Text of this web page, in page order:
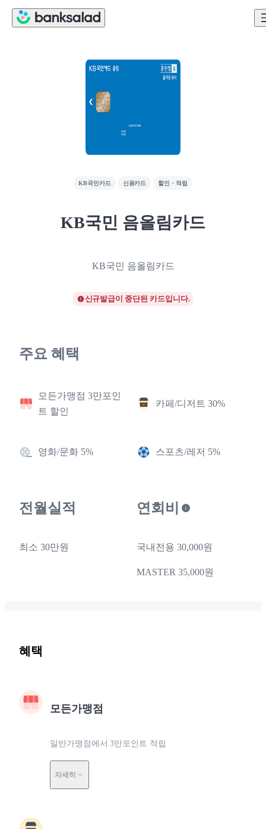
KB국민카드 신용카드 할인・적립
KB국민 음올림카드
KB국민 음올림카드
신규발급이 중단된 카드입니다.
주요 혜택
모든가맹점 3만포인
트 할인
카페/디저트 30%
영화/문화 5% 스포츠/레저 5%
전월실적
최소 30만원
연회비
국내전용 30,000원
MASTER 35,000원
혜택
모든가맹점
일반가맹점에서 3만포인트 적립
자세히